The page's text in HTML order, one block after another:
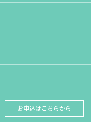
お申込はこちらから